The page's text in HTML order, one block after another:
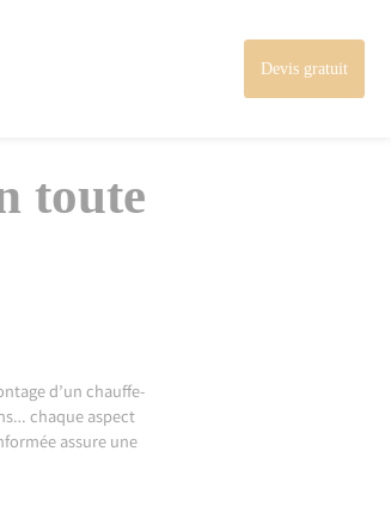
Devis gratuit
toute
d’un chauffe-
chaque aspect
assure une